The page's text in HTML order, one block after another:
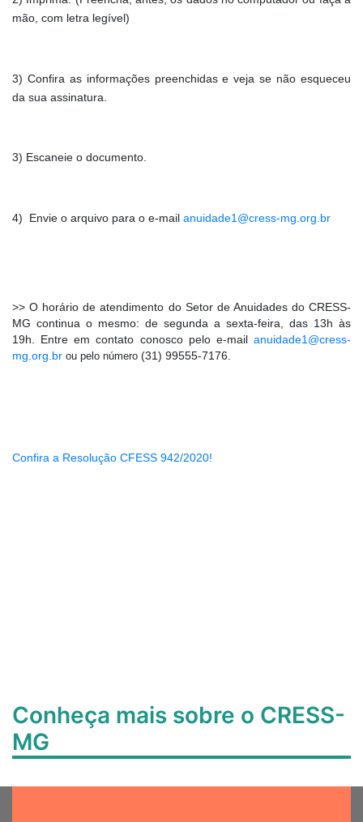
mão, com letra legível)
3) Confira as informações preenchidas e veja se não esqueceu
da sua assinatura.
3) Escaneie o documento.
4) Envie o arquivo para o e-mail anuidade1@cress-mg.org.br
>> O horário de atendimento do Setor de Anuidades do CRESS-
MG continua o mesmo: de segunda a sexta-feira, das 13h às
19h. Entre em contato conosco pelo e-mailanuidade1@cress-
mg.org.br ou pelo número (31) 99555-7176.
Confira a Resolução CFESS 942/2020!
Conheça mais sobre o CRESS-
MG